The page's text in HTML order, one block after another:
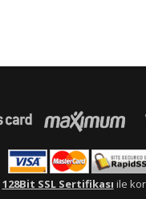
128Bit SSL Sertifikası ile